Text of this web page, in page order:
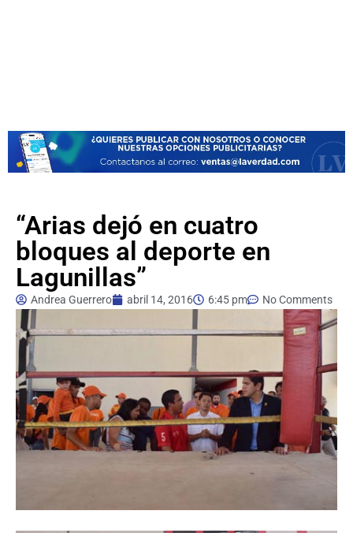
“Arias dejó en cuatro
bloques al deporte en
Lagunillas”
Andrea Guerrero abril 14, 2016 6:45 pm No Comments